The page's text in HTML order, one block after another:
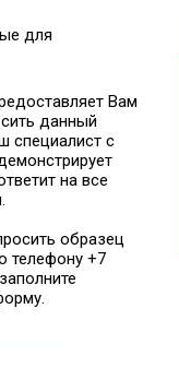
для
Вам
данный
специалист с
на все
образец
телефону +7